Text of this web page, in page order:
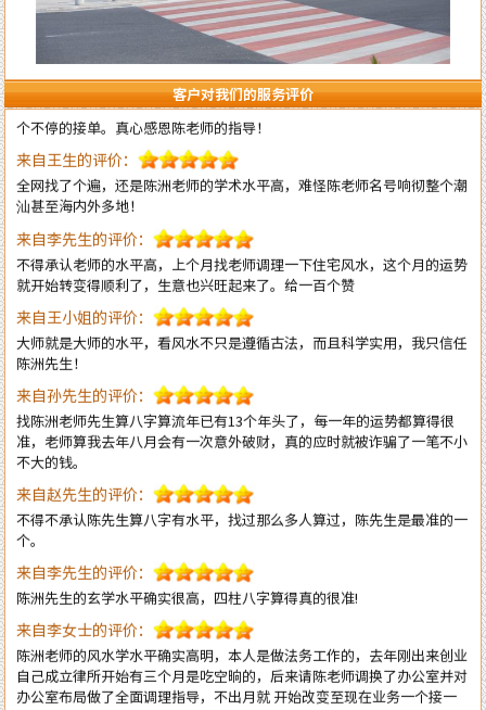
客户对我们的服务评价
陈洲老师的风水学水平确实高明，本人是做法务工作的，去年刚出来创业
自己成立律所开始有三个月是吃空晌的，后来请陈老师调换了办公室并对
办公室布局做了全面调理指导，不出月就 开始改变至现在业务一个接一
个不停的接单。真心感恩陈老师的指导！
来自王生的评价：
全网找了个遍，还是陈洲老师的学术水平高，难怪陈老师名号响彻整个潮
汕甚至海内外多地！
来自李先生的评价：
不得承认老师的水平高，上个月找老师调理一下住宅风水，这个月的运势
就开始转变得顺利了，生意也兴旺起来了。给一百个赞
来自王小姐的评价：
大师就是大师的水平，看风水不只是遵循古法，而且科学实用，我只信任
陈洲先生！
来自孙先生的评价：
找陈洲老师先生算八字算流年已有13个年头了，每一年的运势都算得很
准，老师算我去年八月会有一次意外破财，真的应时就被诈骗了一笔不小
不大的钱。
来自赵先生的评价：
不得不承认陈先生算八字有水平，找过那么多人算过，陈先生是最准的一
个。
来自李先生的评价：
陈洲先生的玄学水平确实很高，四柱八字算得真的很准!
来自李女士的评价：
陈洲老师的风水学水平确实高明，本人是做法务工作的，去年刚出来创业
自己成立律所开始有三个月是吃空晌的，后来请陈老师调换了办公室并对
办公室布局做了全面调理指导，不出月就 开始改变至现在业务一个接一
个不停的接单。真心感恩陈老师的指导！
来自王生的评价：